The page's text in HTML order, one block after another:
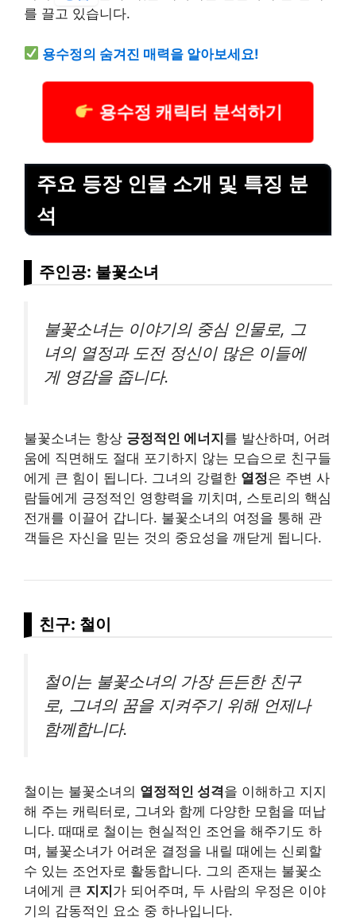
를 끌고 있습니다.
용수정의 숨겨진 매력을 알아보세요!
용수정 캐릭터 분석하기
주요 등장 인물 소개 및 특징 분
석
주인공: 불꽃소녀
불꽃소녀는 이야기의 중심 인물로, 그
녀의 열정과 도전 정신이 많은 이들에
게 영감을 줍니다.
불꽃소녀는 항상 긍정적인 에너지 를 발산하며, 어려
움에 직면해도 절대 포기하지 않는 모습으로 친구들
에게 큰 힘이 됩니다. 그녀의 강렬한 열정은 주변 사
람들에게 긍정적인 영향력을 끼치며, 스토리의 핵심
전개를 이끌어 갑니다. 불꽃소녀의 여정을 통해 관
객들은 자신을 믿는 것의 중요성을 깨닫게 됩니다.
친구: 철이
철이는 불꽃소녀의 가장 든든한 친구
로, 그녀의 꿈을 지켜주기 위해 언제나
함께합니다.
철이는 불꽃소녀의 열정적인 성격을 이해하고 지지
해 주는 캐릭터로, 그녀와 함께 다양한 모험을 떠납
니다. 때때로 철이는 현실적인 조언을 해주기도 하
며, 불꽃소녀가 어려운 결정을 내릴 때에는 신뢰할
수 있는 조언자로 활동합니다. 그의 존재는 불꽃소
녀에게 큰 지지가 되어주며, 두 사람의 우정은 이야
기의 감동적인 요소 중 하나입니다.